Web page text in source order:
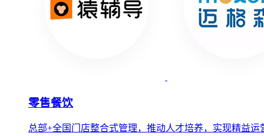
零售餐饮
总部+全国门店整合式管理，推动人才培养，实现精益运